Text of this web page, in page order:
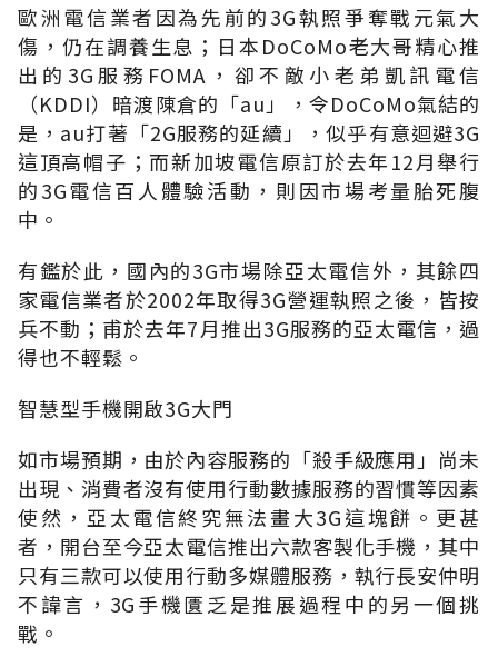
歐洲電信業者因為先前的3G執照爭奪戰元氣大
傷，仍在調養生息；日本DoCoMo老大哥精心推
出的3G服務FOMA，卻不敵小老弟凱訊電信
（KDDI）暗渡陳倉的「au」，令DoCoMo氣結的
是，au打著「2G服務的延續」，似乎有意迴避3G
這頂高帽子；而新加坡電信原訂於去年12月舉行
的3G電信百人體驗活動，則因市場考量胎死腹
中。
有鑑於此，國內的3G市場除亞太電信外，其餘四
家電信業者於2002年取得3G營運執照之後，皆按
兵不動；甫於去年7月推出3G服務的亞太電信，過
得也不輕鬆。
智慧型手機開啟3G大門
如市場預期，由於內容服務的「殺手級應用」尚未
出現、消費者沒有使用行動數據服務的習慣等因素
使然，亞太電信終究無法畫大3G這塊餅。更甚
者，開台至今亞太電信推出六款客製化手機，其中
只有三款可以使用行動多媒體服務，執行長安仲明
不諱言，3G手機匱乏是推展過程中的另一個挑
戰。